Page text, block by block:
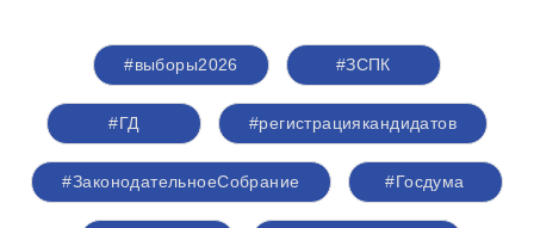
#выборы2026 #ЗСПК
#ГД #регистрациякандидатов
#ЗаконодательноеСобрание #Госдума